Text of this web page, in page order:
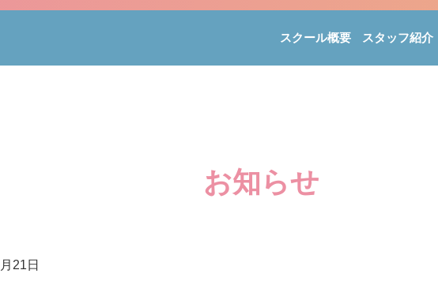
スクール概要 スタッフ紹介
お知らせ
21日